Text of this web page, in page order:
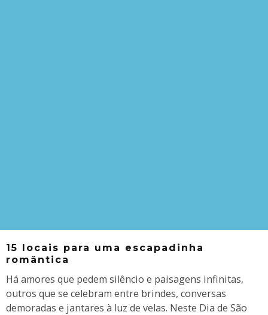
15 locais para uma escapadinha
romântica
Há amores que pedem silêncio e paisagens infinitas,
outros que se celebram entre brindes, conversas
demoradas e jantares à luz de velas. Neste Dia de São